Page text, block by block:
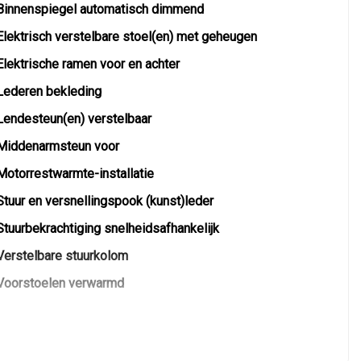
automatisch dimmend
verstelbare stoel(en) met geheugen
ramen voor en achter
bekleding
verstelbaar
voor
installatie
en versnellingspook (kunst)leder
snelheidsafhankelijk
stuurkolom
verwarmd